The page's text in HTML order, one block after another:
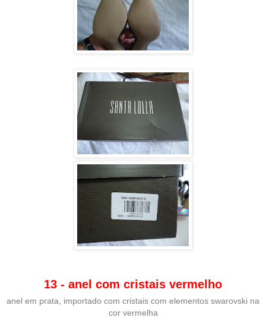
13 - anel com cristais vermelho
anel em prata, importado com cristais com elementos swarovski na
cor vermelha